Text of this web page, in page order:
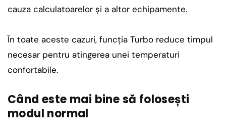
cauza calculatoarelor și a altor echipamente.
În toate aceste cazuri, funcția Turbo reduce timpul
necesar pentru atingerea unei temperaturi
confortabile.
Când este mai bine să folosești
modul normal